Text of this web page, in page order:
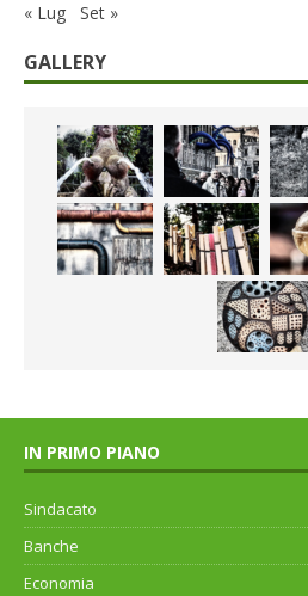
« Lug Set »
GALLERY
IN PRIMO PIANO
Sindacato
Banche
Economia